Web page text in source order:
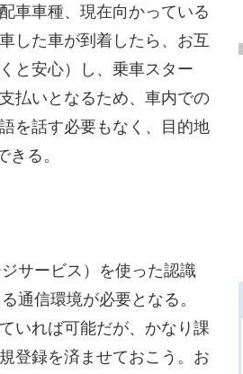
車車種、現在向かっている
した車が到着したら、お互
と安心）し、乗車スター
払いとなるため、車内での
を話す必要もなく、目的地
る。
サービス）を使った認識
通信環境が必要となる。
いれば可能だが、かなり課
登録を済ませておこう。お